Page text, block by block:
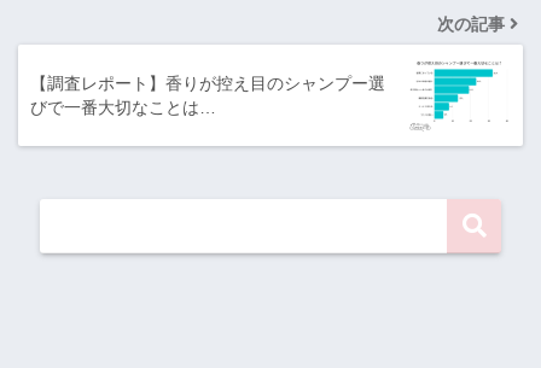
次の記事
【調査レポート】香りが控え目のシャンプー選
びで一番大切なことは…